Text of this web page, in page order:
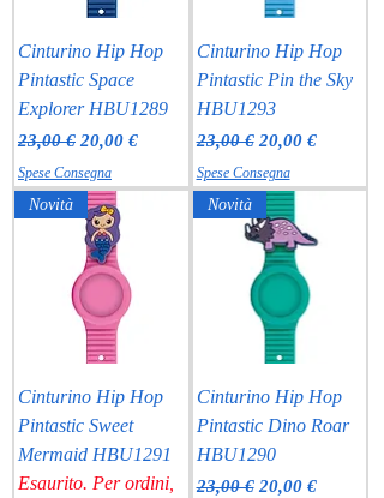
Cinturino Hip Hop
Pintastic Space
Explorer HBU1289
Prezzo regolare
23,00 € Prezzo scontato
20,00 €
Spese Consegna
Cinturino Hip Hop
Pintastic Pin the Sky
HBU1293
Prezzo regolare
23,00 € Prezzo scontato
20,00 €
Spese Consegna
Novità
Cinturino Hip Hop
Pintastic Sweet
Mermaid HBU1291
Esaurito. Per ordini,
Novità
Cinturino Hip Hop
Pintastic Dino Roar
HBU1290
Prezzo regolare
23,00 € Prezzo scontato
20,00 €